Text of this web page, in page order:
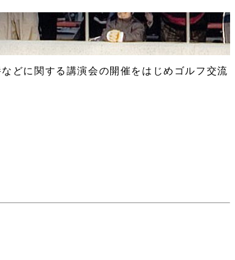
どに関する講演会の開催をはじめゴルフ交流